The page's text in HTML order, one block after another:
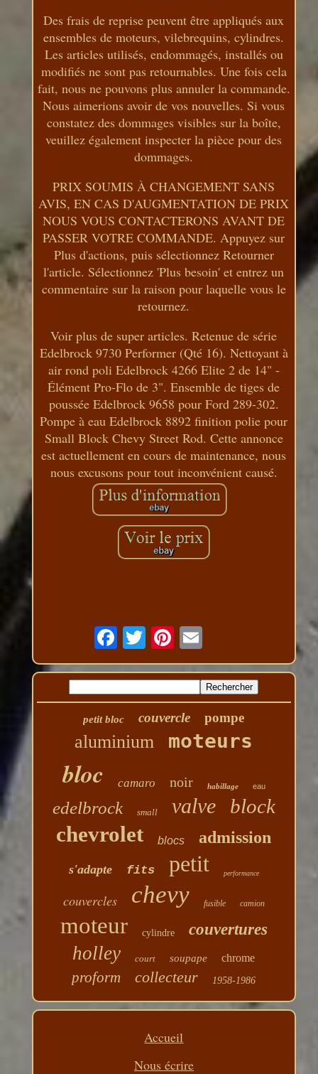
Des frais de reprise peuvent être appliqués aux
ensembles de moteurs, vilebrequins, cylindres.
Les articles utilisés, endommagés, installés ou
modifiés ne sont pas retournables. Une fois cela
fait, nous ne pouvons plus annuler la commande.
Nous aimerions avoir de vos nouvelles. Si vous
constatez des dommages visibles sur la boîte,
veuillez également inspecter la pièce pour des
dommages.
PRIX SOUMIS À CHANGEMENT SANS
AVIS, EN CAS D'AUGMENTATION DE PRIX
NOUS VOUS CONTACTERONS AVANT DE
PASSER VOTRE COMMANDE. Appuyez sur
Plus d'actions, puis sélectionnez Retourner
l'article. Sélectionnez 'Plus besoin' et entrez un
commentaire sur la raison pour laquelle vous le
retournez.
Voir plus de super articles. Retenue de série
Edelbrock 9730 Performer (Qté 16). Nettoyant à
air rond poli Edelbrock 4266 Elite 2 de 14" -
Élément Pro-Flo de 3". Ensemble de tiges de
poussée Edelbrock 9658 pour Ford 289-302.
Pompe à eau Edelbrock 8892 finition polie pour
Small Block Chevy Street Rod. Cette annonce
est actuellement en cours de maintenance, nous
nous excusons pour tout inconvénient causé.
petit bloc couvercle pompe
aluminium moteurs
bloc camaro noir habillage eau
edelbrock small valve block
chevrolet blocs admission
s'adapte fits petit performance
couvercles chevy fusible camion
moteur cylindre couvertures
holley court soupape chrome
proform collecteur 1958-1986
Accueil
Nous écrire